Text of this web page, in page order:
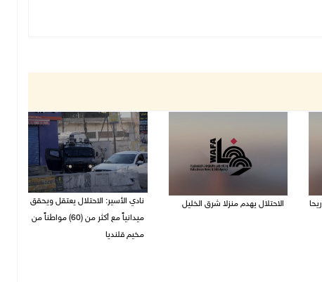
الاحتلال يهدم منزلا شرق الخليل
نادي الأسير: الاحتلال يعتقل ويحقق
ميدانياً مع أكثر من (60) مواطناً من
مخيم قلنديا